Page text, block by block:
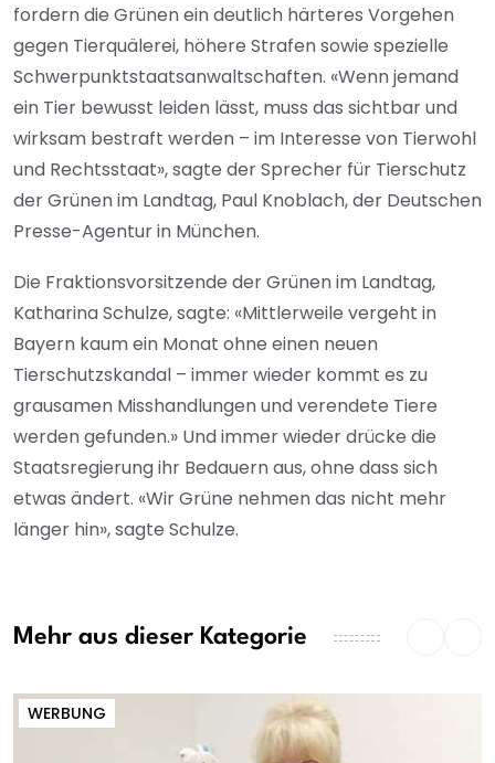
fordern die Grünen ein deutlich härteres Vorgehen
gegen Tierquälerei, höhere Strafen sowie spezielle
Schwerpunktstaatsanwaltschaften. «Wenn jemand
ein Tier bewusst leiden lässt, muss das sichtbar und
wirksam bestraft werden – im Interesse von Tierwohl
und Rechtsstaat», sagte der Sprecher für Tierschutz
der Grünen im Landtag, Paul Knoblach, der Deutschen
Presse-Agentur in München.
Die Fraktionsvorsitzende der Grünen im Landtag,
Katharina Schulze, sagte: «Mittlerweile vergeht in
Bayern kaum ein Monat ohne einen neuen
Tierschutzskandal – immer wieder kommt es zu
grausamen Misshandlungen und verendete Tiere
werden gefunden.» Und immer wieder drücke die
Staatsregierung ihr Bedauern aus, ohne dass sich
etwas ändert. «Wir Grüne nehmen das nicht mehr
länger hin», sagte Schulze.
Mehr aus dieser Kategorie
WERBUNG